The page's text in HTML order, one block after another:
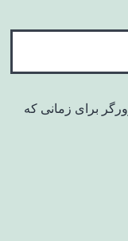
برای زمانی که